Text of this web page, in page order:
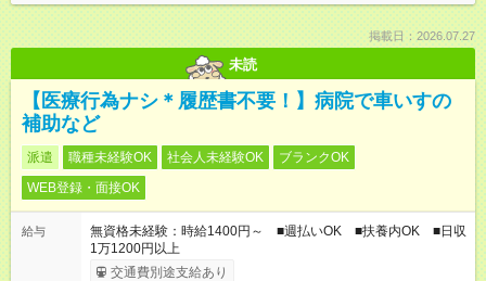
掲載日：2026.07.27
未読
【医療行為ナシ＊履歴書不要！】病院で車いすの
補助など
派遣 職種未経験OK 社会人未経験OK
ブランクOK
WEB登録・面接OK
給与
無資格未経験：時給1400円～ ■週払いOK ■扶養内OK ■日収
1万1200円以上
交通費別途支給あり